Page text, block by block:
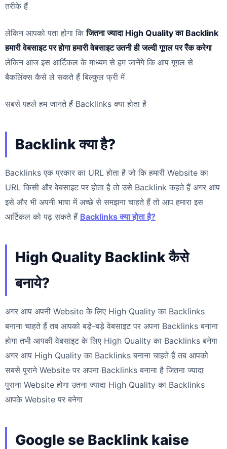
तरीके हैं
लेकिन आपको पता होगा किजितना ज्यादा High Quality का Backlink
हमारी वेबसाइट पर होगा हमारी वेबसाइट उतनी ही जल्दी गूगल पर रैंक करेगा
लेकिन आज इस आर्टिकल के माध्यम से हम जानेंगे कि आप गूगल से
बैकलिंक्स कैसे ले सकते हैं बिल्कुल फ्री में
सबसे पहले हम जानते हैं Backlinks क्या होता है
Backlink क्या है?
Backlinks एक प्रकार का URL होता है जो कि हमारी Website का
URL किसी और वेबसाइट पर होता है तो उसे Backlink कहते हैं अगर आप
इसे और भी अपनी भाषा में अच्छे से समझना चाहते हैं तो आप हमारा इस
आर्टिकल को पढ़ सकते हैं Backlinks क्या होता है?
High Quality Backlink कैसे
बनाये?
अगर आप अपनी Website के लिए High Quality का Backlinks
बनाना चाहते हैं तब आपको बड़े-बड़े वेबसाइट पर अपना Backlinks बनाना
होगा तभी आपकी वेबसाइट के लिए High Quality का Backlinks बनेगा
अगर आप High Quality का Backlinks बनाना चाहते हैं तब आपको
सबसे पुराने Website पर अपना Backlinks बनाना है जितना ज्यादा
पुराना Website होगा उतना ज्यादा High Quality का Backlinks
आपके Website पर बनेगा
Google se Backlink kaise